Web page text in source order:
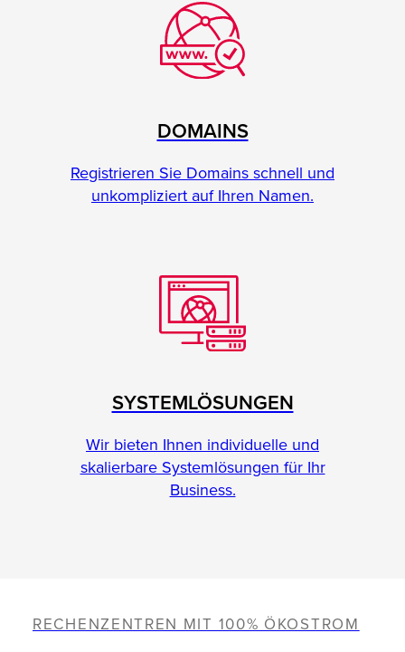
DOMAINS
Registrieren Sie Domains schnell und
unkompliziert auf Ihren Namen.
SYSTEMLÖSUNGEN
Wir bieten Ihnen individuelle und
skalierbare Systemlösungen für Ihr
Business.
RECHENZENTREN MIT 100% ÖKOSTROM